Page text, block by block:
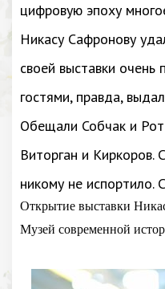
цифровую эпоху
Никасу Сафронову
своей выставки
гостями, правда,
Обещали Собчак и
Виторган и Киркоров.
никому не испортило.
Открытие выставки
Музей современной